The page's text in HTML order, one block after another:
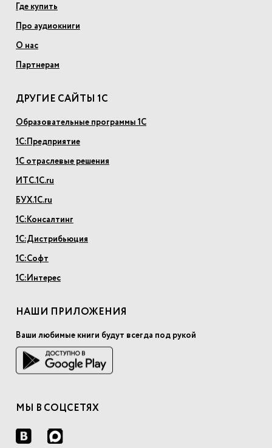
Где купить
Про аудиокниги
О нас
Партнерам
ДРУГИЕ САЙТЫ 1С
Образовательные программы 1С
1С:Предприятие
1С отраслевые решения
ИТС.1С.ru
БУХ.1С.ru
1С:Консалтинг
1С:Дистрибьюция
1С:Софт
1С:Интерес
НАШИ ПРИЛОЖЕНИЯ
Ваши любимые книги будут всегда под рукой
МЫ В СОЦСЕТЯХ